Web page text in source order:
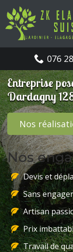
076
Entreprise
Dardagny
Nos
Nos
Devis et
Sans
Artisan
Prix
Travail de